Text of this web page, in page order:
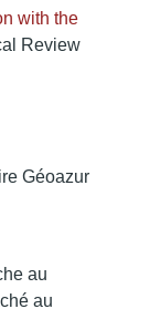
with the
Review
Géoazur
au
au